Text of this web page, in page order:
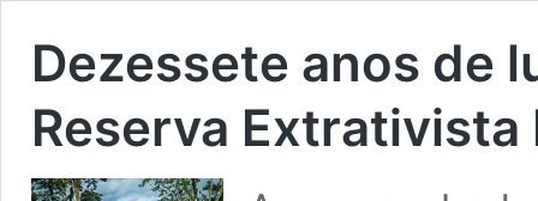
Dezessete anos de
Reserva